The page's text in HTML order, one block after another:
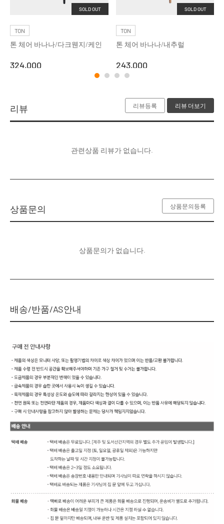
SOLD OUT
TON
톤 체어 바나나/다크웬지/케인
324,000
SOLD OUT
TON
톤 체어 바나나/내추럴
243,000
리뷰 리뷰등록 리뷰 더보기
관련상품 리뷰가 없습니다.
상품문의 상품문의등록
상품문의가 없습니다.
배송/반품/AS안내